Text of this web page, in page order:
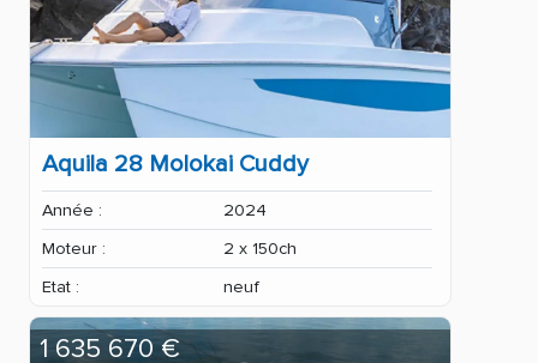
Aquila 28 Molokai Cuddy
Année :
2024
Moteur :
2 x 150ch
Etat :
neuf
1 635 670 €